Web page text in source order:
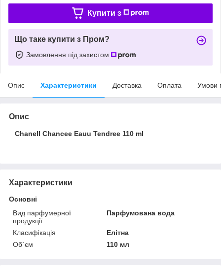
Купити з
Що таке купити з Пром?
Замовлення під захистом
Опис Характеристики Доставка Оплата Умови
Опис
Chanell Chancee Eauu Tendree 110 ml
Характеристики
Основні
Вид парфумерної
продукції
Парфумована вода
Класифікація
Елітна
Об`єм
110 мл